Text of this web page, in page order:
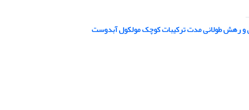
و رهش طولانی مدت ترکیبات کوچک مولکول آبدوست